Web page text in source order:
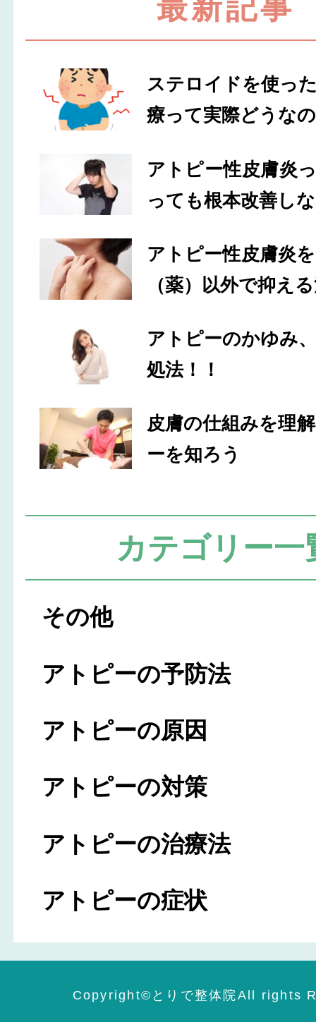
最新記事
ステロイドを使っ
療って実際どうな
アトピー性皮膚炎
っても根本改善し
アトピー性皮膚炎
（薬）以外で抑え
アトピーのかゆみ
処法！！
皮膚の仕組みを理
ーを知ろう
カテゴリー一
その他
アトピーの予防法
アトピーの原因
アトピーの対策
アトピーの治療法
アトピーの症状
Copyright©️とりで整体院All rights